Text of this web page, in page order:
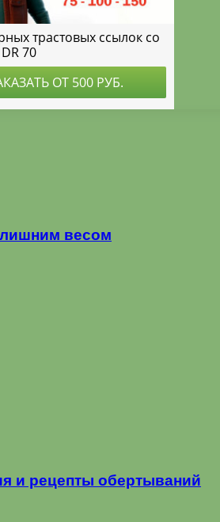
весом
и рецепты обертываний